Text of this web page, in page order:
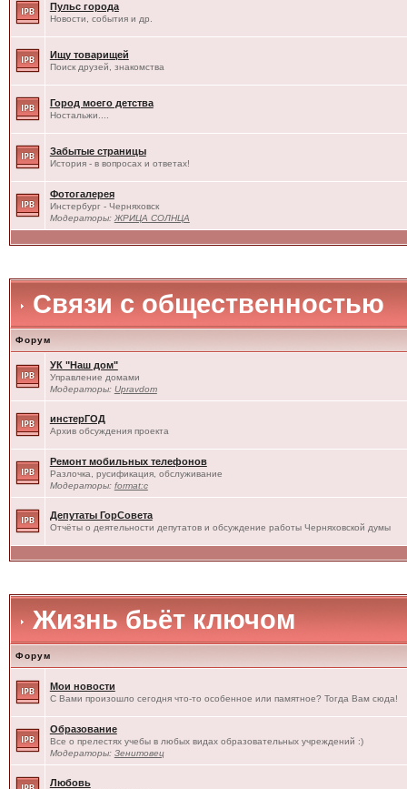
Пульс города
Новости, события и др.
Ищу товарищей
Поиск друзей, знакомства
Город моего детства
Ностальжи....
Забытые страницы
История - в вопросах и ответах!
Фотогалерея
Инстербург - Черняховск
Модераторы: ЖРИЦА СОЛНЦА
Связи с общественностью
Форум
УК "Наш дом"
Управление домами
Модераторы: Upravdom
инстерГОД
Архив обсуждения проекта
Ремонт мобильных телефонов
Разлочка, русификация, обслуживание
Модераторы: format:c
Депутаты ГорСовета
Отчёты о деятельности депутатов и обсуждение работы Черняховской думы
Жизнь бьёт ключом
Форум
Мои новости
С Вами произошло сегодня что-то особенное или памятное? Тогда Вам сюда!
Образование
Все о прелестях учебы в любых видах образовательных учреждений :)
Модераторы: Зенитовец
Любовь